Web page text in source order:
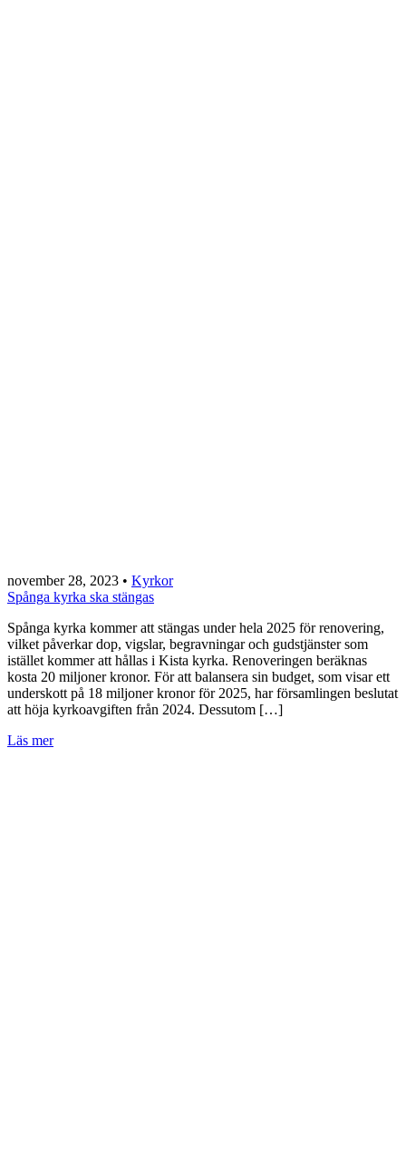
november 28, 2023 • Kyrkor
Spånga kyrka ska stängas
Spånga kyrka kommer att stängas under hela 2025 för renovering,
vilket påverkar dop, vigslar, begravningar och gudstjänster som
istället kommer att hållas i Kista kyrka. Renoveringen beräknas
kosta 20 miljoner kronor. För att balansera sin budget, som visar ett
underskott på 18 miljoner kronor för 2025, har församlingen beslutat
att höja kyrkoavgiften från 2024. Dessutom […]
Läs mer